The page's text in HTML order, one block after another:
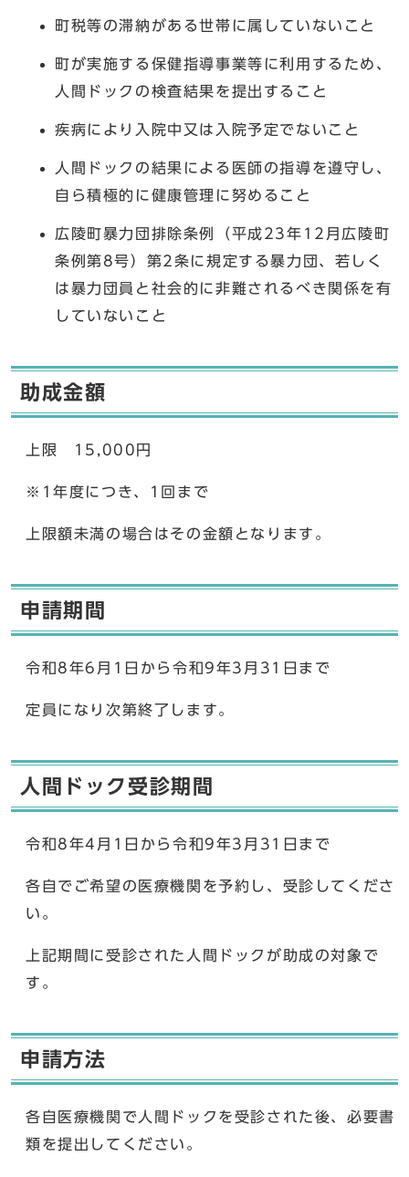
町税等の滞納がある世帯に属していないこと
町が実施する保健指導事業等に利用するため、
人間ドックの検査結果を提出すること
疾病により入院中又は入院予定でないこと
人間ドックの結果による医師の指導を遵守し、
自ら積極的に健康管理に努めること
広陵町暴力団排除条例（平成23年12月広陵町
条例第8号）第2条に規定する暴力団、若しく
は暴力団員と社会的に非難されるべき関係を有
していないこと
助成金額
上限 15,000円
※1年度につき、1回まで
上限額未満の場合はその金額となります。
申請期間
令和8年6月1日から令和9年3月31日まで
定員になり次第終了します。
人間ドック受診期間
令和8年4月1日から令和9年3月31日まで
各自でご希望の医療機関を予約し、受診してくださ
い。
上記期間に受診された人間ドックが助成の対象で
す。
申請方法
各自医療機関で人間ドックを受診された後、必要書
類を提出してください。